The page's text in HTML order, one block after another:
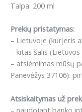
Talpa: 200 ml
Prekių pristatymas:
– Lietuvoje (kurjeris
– kitas šalis
– atsiėmimas mūsų
Panevėžys 37106):
Atsiskaitymas už
– naudojant banko